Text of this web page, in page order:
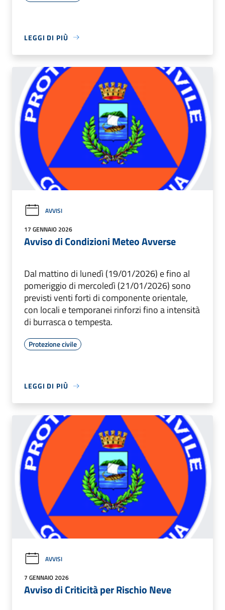
LEGGI DI PIÙ
AVVISI
17 GENNAIO 2026
Avviso di Condizioni Meteo Avverse
Dal mattino di lunedì (19/01/2026) e fino al
pomeriggio di mercoledì (21/01/2026) sono
previsti venti forti di componente orientale,
con locali e temporanei rinforzi fino a intensità
di burrasca o tempesta.
Protezione civile
LEGGI DI PIÙ
AVVISI
7 GENNAIO 2026
Avviso di Criticità per Rischio Neve